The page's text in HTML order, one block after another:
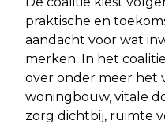
praktische en
aandacht voor wat
merken. In het
over onder meer het
woningbouw, vitale
zorg dichtbij, ruimte